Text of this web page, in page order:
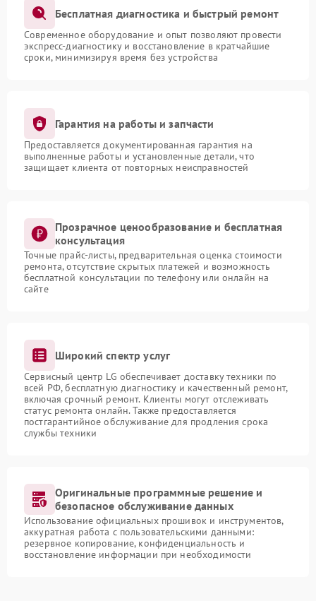
Бесплатная диагностика и быстрый ремонт
Современное оборудование и опыт позволяют провести
экспресс-диагностику и восстановление в кратчайшие
сроки, минимизируя время без устройства
Гарантия на работы и запчасти
Предоставляется документированная гарантия на
выполненные работы и установленные детали, что
защищает клиента от повторных неисправностей
Прозрачное ценообразование и бесплатная
консультация
Точные прайс-листы, предварительная оценка стоимости
ремонта, отсутствие скрытых платежей и возможность
бесплатной консультации по телефону или онлайн на
сайте
Широкий спектр услуг
Сервисный центр LG обеспечивает доставку техники по
всей РФ, бесплатную диагностику и качественный ремонт,
включая срочный ремонт. Клиенты могут отслеживать
статус ремонта онлайн. Также предоставляется
постгарантийное обслуживание для продления срока
службы техники
Оригинальные программные решение и
безопасное обслуживание данных
Использование официальных прошивок и инструментов,
аккуратная работа с пользовательскими данными:
резервное копирование, конфиденциальность и
восстановление информации при необходимости